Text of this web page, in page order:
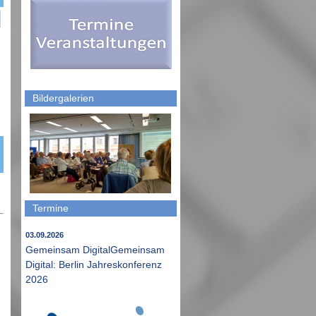
Bildergalerien
Termine
03.09.2026
Gemeinsam DigitalGemeinsam
Digital: Berlin Jahreskonferenz
2026